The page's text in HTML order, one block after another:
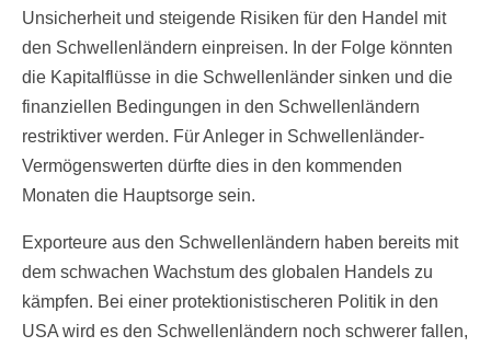
Unsicherheit und steigende Risiken für den Handel mit
den Schwellenländern einpreisen. In der Folge könnten
die Kapitalflüsse in die Schwellenländer sinken und die
finanziellen Bedingungen in den Schwellenländern
restriktiver werden. Für Anleger in Schwellenländer-
Vermögenswerten dürfte dies in den kommenden
Monaten die Hauptsorge sein.
Exporteure aus den Schwellenländern haben bereits mit
dem schwachen Wachstum des globalen Handels zu
kämpfen. Bei einer protektionistischeren Politik in den
USA wird es den Schwellenländern noch schwerer fallen,